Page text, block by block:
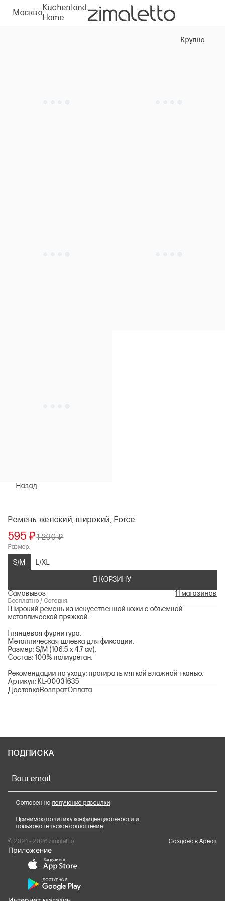
Москва
Kuchenland
Home
Крупно
Назад
Ремень женский, широкий, Force
595 ₽1 290 ₽
Размер:
S/M
L/XL
В КОРЗИНУ
Самовывоз
11 магазинов
Бесплатно / Сегодня
Широкий ремень из искусственной кожи с объемной
металлической пряжкой.
Глянцевая фурнитура.
Металлическая шлевка для фиксации.
Размер: S/M (106,5 x 4,7 см).
Состав: 100% полиуретан.
Рекомендации по уходу: протирать мягкой влажной тканью.
Артикул: KL-00031635
ДоставкаВозвратОплата
ПОДПИСКА
Ваш email
Согласен на получение рассылки
Принимаюполитику конфиденциальности и
пользовательское соглашение
© 2024 – 2026 zimaletto
Cоздано в Ареал
Приложение